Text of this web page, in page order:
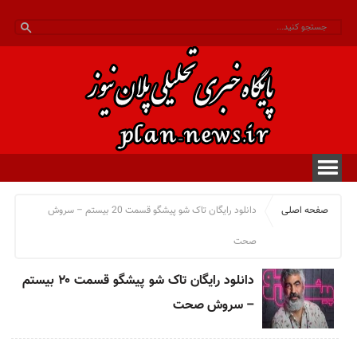
صفحه اصلی دانلود رایگان تاک شو پیشگو قسمت 20 بیستم – سروش
صحت
دانلود رایگان تاک شو پیشگو قسمت ۲۰ بیستم
– سروش صحت